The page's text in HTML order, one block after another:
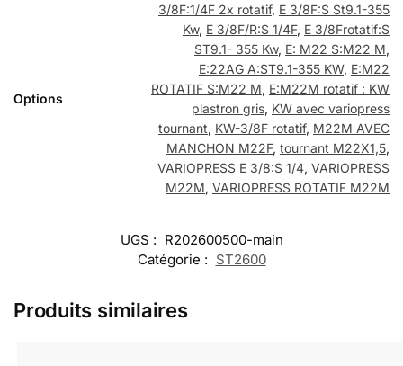
Options
3/8F:1/4F 2x rotatif, E 3/8F:S St9.1-355
Kw, E 3/8F/R:S 1/4F, E 3/8Frotatif:S
ST9.1- 355 Kw, E: M22 S:M22 M,
E:22AG A:ST9.1-355 KW, E:M22
ROTATIF S:M22 M, E:M22M rotatif : KW
plastron gris, KW avec variopress
tournant, KW-3/8F rotatif, M22M AVEC
MANCHON M22F, tournant M22X1,5,
VARIOPRESS E 3/8:S 1/4, VARIOPRESS
M22M, VARIOPRESS ROTATIF M22M
UGS : R202600500-main
Catégorie : ST2600
Produits similaires